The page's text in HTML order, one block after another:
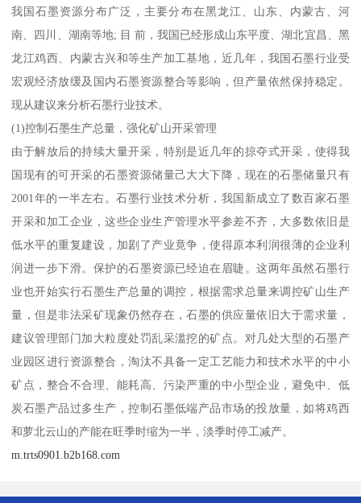
我国石墨资源分布广泛，主要分布在黑龙江、山东、内蒙古、河
南、四川、湖南等地; 目 前，我国已经形成山东平度、湖北宜昌、黑
龙江鸡西、内蒙古兴和等生产加工基地，近几年，我国石墨行业受
宏观经济放缓及国内石墨资源整合等影响，但产量依然保持稳定。
现从建议来分析石墨行业技术。
(1)控制石墨生产总量，强化矿山开采管理
由于解放后的持续大量开采，特别是近几年的掠夺式开采，使得我
国现有的可开采的石墨资源储量己大大下降，现在的石墨储量只有
2001年的一半左右。石墨行业技术分析，我国新成立了数百家石墨
开采和加工企业，这些企业生产管理水平参差不齐，大多数依旧是
低水平的重复建设，加剧了产业竟争，使得原本利润很薄的企业利
润进一步下滑。保护的石墨资源已经迫在眉睫。这两年虽然石墨行
业也开始实行石墨生产总量的调控，根据需求总量来调控矿山生产
量，但是非法采矿现象仍然存在，石墨的供应量依旧大于需求量，
建议管理部门加大粒度处罚乱采滥挖的矿点。对几处大型的石墨产
业园区进行资源整合，淘汰不具备一定工艺能力和技术水平的中小
矿点，整合不合理、能耗高、污染严重的中小型企业，避免中、低
炭石墨产品过多生产，控制石墨低端产品市场的投放量，如将鸡西
和萝北云山的产能在旺季时缩为一半，淡季时停工减产。
m.trts0901.b2b168.com